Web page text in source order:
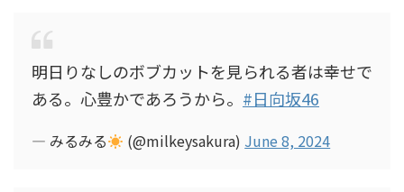
明日りなしのボブカットを見られる者は幸せで
ある。心豊かであろうから。 #日向坂46
— みるみる (@milkeysakura) June 8, 2024